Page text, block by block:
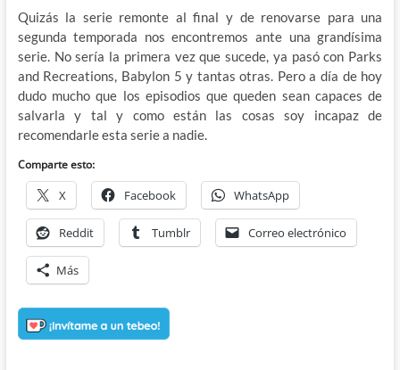
Quizás la serie remonte al final y de renovarse para una
segunda temporada nos encontremos ante una grandísima
serie. No sería la primera vez que sucede, ya pasó con Parks
and Recreations, Babylon 5 y tantas otras. Pero a día de hoy
dudo mucho que los episodios que queden sean capaces de
salvarla y tal y como están las cosas soy incapaz de
recomendarle esta serie a nadie.
Comparte esto:
X Facebook WhatsApp
Reddit Tumblr Correo electrónico
Más